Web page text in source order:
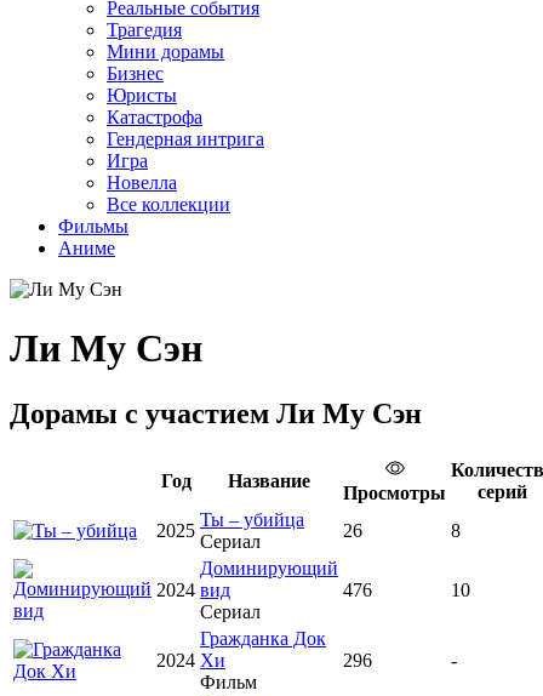
Реальные события
Трагедия
Мини дорамы
Бизнес
Юристы
Катастрофа
Гендерная интрига
Игра
Новелла
Все коллекции
Фильмы
Аниме
Ли Му Сэн
Дорамы с участием Ли Му Сэн
Год Название
Просмотры
серий
2025
Ты – убийца
Сериал
26 8
2024
Доминирующий
вид
Сериал
476 10
2024
Гражданка Док
Хи
Фильм
296 -